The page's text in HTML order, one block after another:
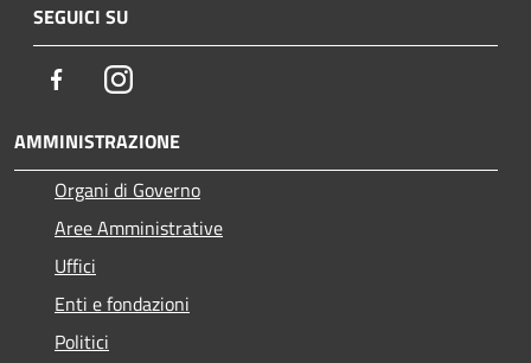
SEGUICI SU
FacebookInstagram
AMMINISTRAZIONE
Organi di Governo
Aree Amministrative
Uffici
Enti e fondazioni
Politici